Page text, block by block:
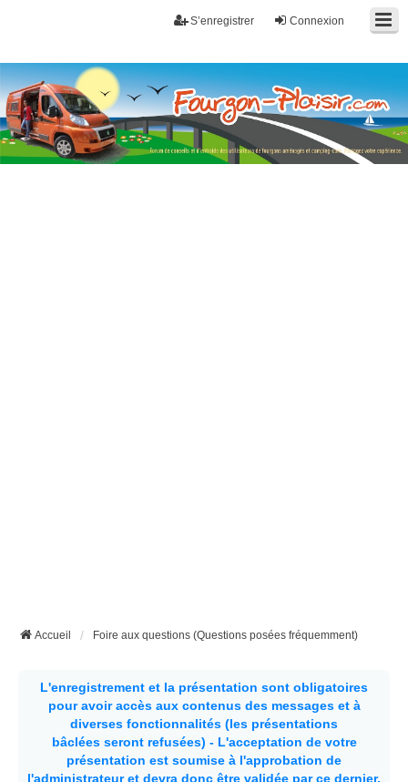
Connexion
S’enregistrer
Fourgon-plaisir.com
Forum de conseils et d'entraide des utilisateurs de fourgons, fourgons
aménagés, vans et de camping-car. Partagez votre expérience.
Accueil Foire aux questions (Questions posées fréquemment)
L'enregistrement et la présentation sont obligatoires
pour avoir accès aux contenus des messages et à
diverses fonctionnalités (les présentations
bâclées seront refusées) - L'acceptation de votre
présentation est soumise à l'approbation de
l'administrateur et devra donc être validée par ce dernier.